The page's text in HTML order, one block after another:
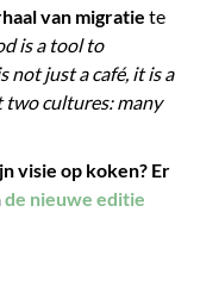
van migratie te
is a tool to
not just a café, it is a
cultures: many
visie op koken? Er
de nieuwe editie